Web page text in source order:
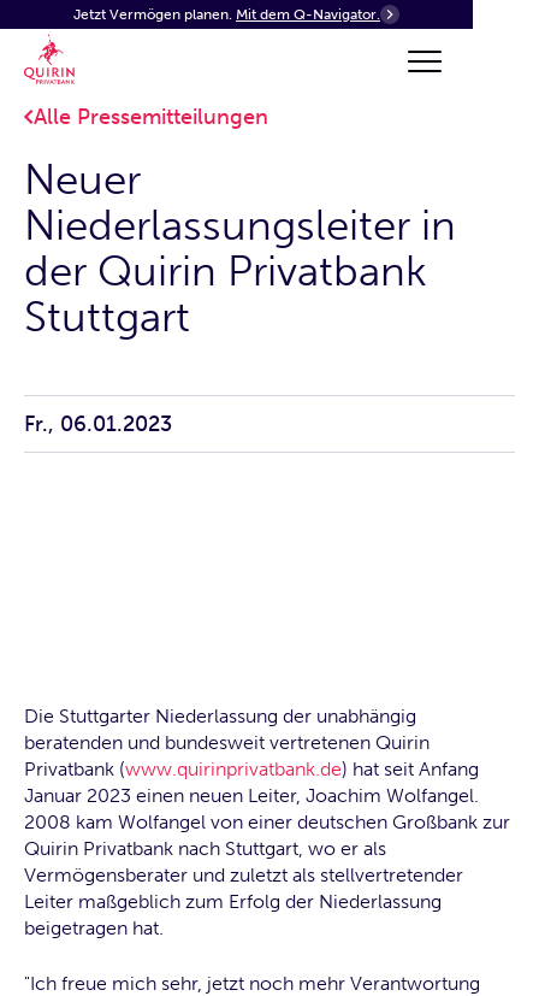
Jetzt Vermögen planen. Mit dem Q-Navigator.
Alle Pressemitteilungen
Neuer
Niederlassungsleiter in
der Quirin Privatbank
Stuttgart
Fr., 06.01.2023
Die Stuttgarter Niederlassung der unabhängig
beratenden und bundesweit vertretenen Quirin
Privatbank (www.quirinprivatbank.de) hat seit Anfang
Januar 2023 einen neuen Leiter, Joachim Wolfangel.
2008 kam Wolfangel von einer deutschen Großbank zur
Quirin Privatbank nach Stuttgart, wo er als
Vermögensberater und zuletzt als stellvertretender
Leiter maßgeblich zum Erfolg der Niederlassung
beigetragen hat.
"Ich freue mich sehr, jetzt noch mehr Verantwortung